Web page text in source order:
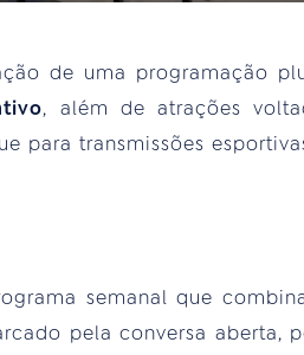
de uma programação
, além de atrações
para transmissões
semanal que
pela conversa aberta,